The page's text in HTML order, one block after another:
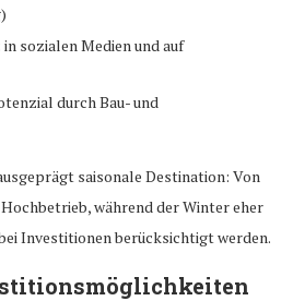
sozialen Medien und auf
durch Bau- und
saisonale Destination: Von
während der Winter eher
Investitionen berücksichtigt werden.